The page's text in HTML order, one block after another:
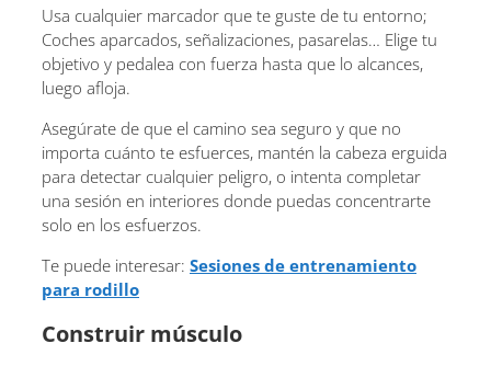
Usa cualquier marcador que te guste de tu entorno;
Coches aparcados, señalizaciones, pasarelas… Elige tu
objetivo y pedalea con fuerza hasta que lo alcances,
luego afloja.
Asegúrate de que el camino sea seguro y que no
importa cuánto te esfuerces, mantén la cabeza erguida
para detectar cualquier peligro, o intenta completar
una sesión en interiores donde puedas concentrarte
solo en los esfuerzos.
Te puede interesar: Sesiones de entrenamiento
para rodillo
Construir músculo